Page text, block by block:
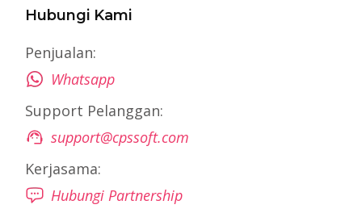
Hubungi Kami
Penjualan:
Whatsapp
Support Pelanggan:
support@cpssoft.com
Kerjasama:
Hubungi Partnership